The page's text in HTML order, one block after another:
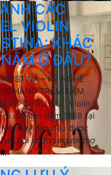
CÁC
VIOLIN
KHÁC
Ở ĐÂU?
– KỸ NGHỆ
HÀNG TRĂM NĂM
TỪ CHÂU ÂU Violin
ra đời vào năm 1868 tại
cây đàn đều được
mỉ bởi những người thợ